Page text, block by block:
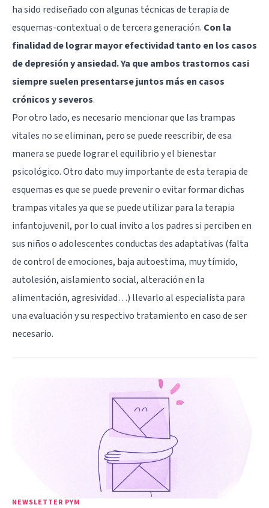
ha sido rediseñado con algunas técnicas de terapia de
esquemas-contextual o de tercera generación. Con la
finalidad de lograr mayor efectividad tanto en los casos
de depresión y ansiedad. Ya que ambos trastornos casi
siempre suelen presentarse juntos más en casos
crónicos y severos.
Por otro lado, es necesario mencionar que las trampas
vitales no se eliminan, pero se puede reescribir, de esa
manera se puede lograr el equilibrio y el bienestar
psicológico. Otro dato muy importante de esta terapia de
esquemas es que se puede prevenir o evitar formar dichas
trampas vitales ya que se puede utilizar para la terapia
infantojuvenil, por lo cual invito a los padres si perciben en
sus niños o adolescentes conductas des adaptativas (falta
de control de emociones, baja autoestima, muy tímido,
autolesión, aislamiento social, alteración en la
alimentación, agresividad…) llevarlo al especialista para
una evaluación y su respectivo tratamiento en caso de ser
necesario.
NEWSLETTER PYM